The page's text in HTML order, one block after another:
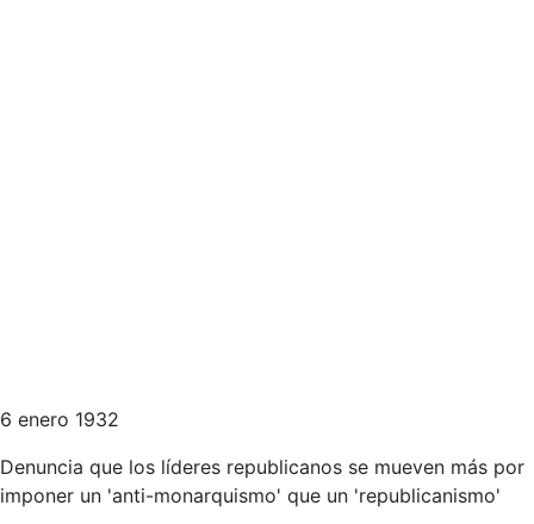
6 enero 1932
Denuncia que los líderes republicanos se mueven más por
imponer un 'anti-monarquismo' que un 'republicanismo'